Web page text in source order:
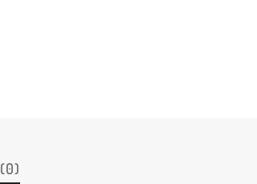
(0)